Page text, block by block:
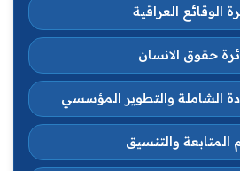
الوقائع العراقية
حقوق الانسان
الشاملة والتطوير المؤسسي
والتنسيق